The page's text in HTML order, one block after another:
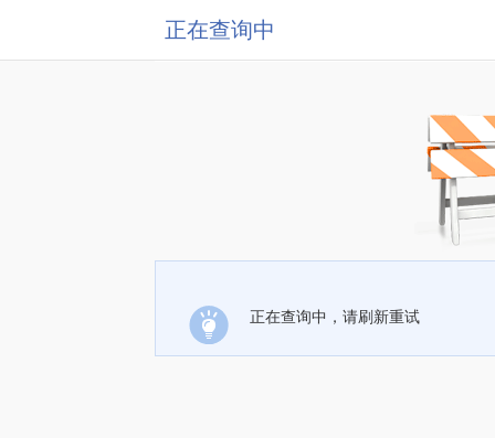
正在查询中
正在查询中，请刷新重试